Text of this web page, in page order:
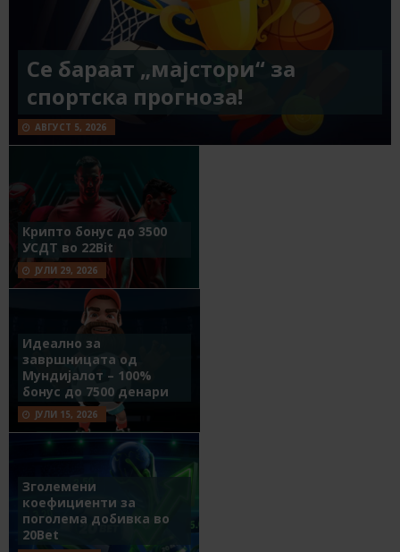
Се бараат „мајстори“ за
спортска прогноза!
АВГУСТ 5, 2026
Крипто бонус до 3500
УСДТ во 22Bit
ЈУЛИ 29, 2026
Идеално за
завршницата од
Мундијалот – 100%
бонус до 7500 денари
ЈУЛИ 15, 2026
Зголемени
коефициенти за
поголема добивка во
20Bet